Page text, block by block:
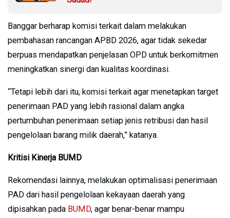
Banggar berharap komisi terkait dalam melakukan
pembahasan rancangan APBD 2026, agar tidak sekedar
berpuas mendapatkan penjelasan OPD untuk berkomitmen
meningkatkan sinergi dan kualitas koordinasi.
“Tetapi lebih dari itu, komisi terkait agar menetapkan target
penerimaan PAD yang lebih rasional dalam angka
pertumbuhan penerimaan setiap jenis retribusi dan hasil
pengelolaan barang milik daerah,” katanya.
Kritisi Kinerja BUMD
Rekomendasi lainnya, melakukan optimalisasi penerimaan
PAD dari hasil pengelolaan kekayaan daerah yang
dipisahkan pada BUMD, agar benar-benar mampu